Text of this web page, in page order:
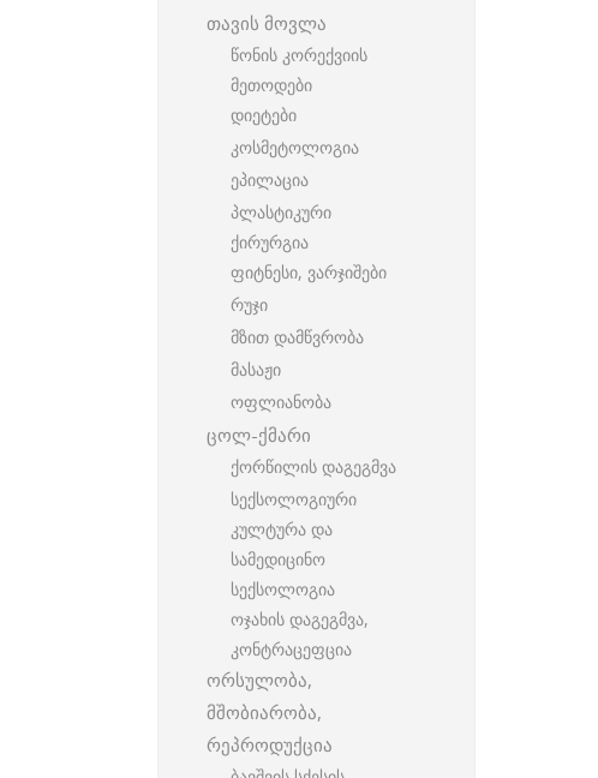
თავის მოვლა
წონის კორექვიის
მეთოდები
დიეტები
კოსმეტოლოგია
ეპილაცია
პლასტიკური
ქირურგია
ფიტნესი, ვარჯიშები
რუჯი
მზით დამწვრობა
მასაჟი
ოფლიანობა
ცოლ-ქმარი
ქორწილის დაგეგმვა
სექსოლოგიური
კულტურა და
სამედიცინო
სექსოლოგია
ოჯახის დაგეგმვა,
კონტრაცეფცია
ორსულობა,
მშობიარობა,
რეპროდუქცია